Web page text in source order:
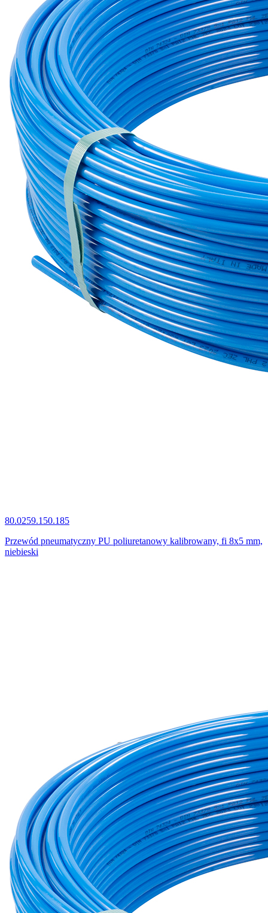
80.0259.150.185
Przewód pneumatyczny PU poliuretanowy kalibrowany, fi 8x5 mm,
niebieski